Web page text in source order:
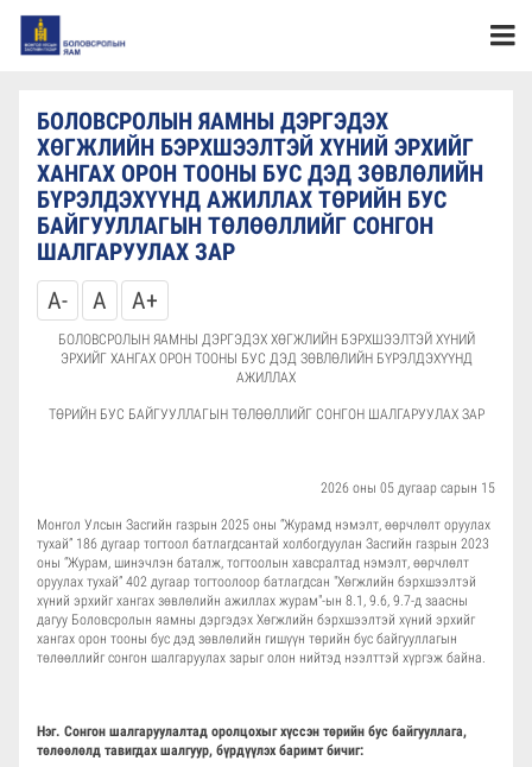
БОЛОВСРОЛЫН ЯАМНЫ ДЭРГЭДЭХ
ХӨГЖЛИЙН БЭРХШЭЭЛТЭЙ ХҮНИЙ ЭРХИЙГ
ХАНГАХ ОРОН ТООНЫ БУС ДЭД ЗӨВЛӨЛИЙН
БҮРЭЛДЭХҮҮНД АЖИЛЛАХ ТӨРИЙН БУС
БАЙГУУЛЛАГЫН ТӨЛӨӨЛЛИЙГ СОНГОН
ШАЛГАРУУЛАХ ЗАР
A-
A A+
БОЛОВСРОЛЫН ЯАМНЫ ДЭРГЭДЭХ ХӨГЖЛИЙН БЭРХШЭЭЛТЭЙ ХҮНИЙ
ЭРХИЙГ ХАНГАХ ОРОН ТООНЫ БУС ДЭД ЗӨВЛӨЛИЙН БҮРЭЛДЭХҮҮНД
АЖИЛЛАХ
ТӨРИЙН БУС БАЙГУУЛЛАГЫН ТӨЛӨӨЛЛИЙГ СОНГОН ШАЛГАРУУЛАХ ЗАР
2026 оны 05 дугаар сарын 15
Монгол Улсын Засгийн газрын 2025 оны “Журамд нэмэлт, өөрчлөлт оруулах
тухай” 186 дугаар тогтоол батлагдсантай холбогдуулан Засгийн газрын 2023
оны “Журам, шинэчлэн баталж, тогтоолын хавсралтад нэмэлт, өөрчлөлт
оруулах тухай” 402 дугаар тогтоолоор батлагдсан "Хөгжлийн бэрхшээлтэй
хүний эрхийг хангах зөвлөлийн ажиллах журам"-ын 8.1, 9.6, 9.7-д заасны
дагуу Боловсролын яамны дэргэдэх Хөгжлийн бэрхшээлтэй хүний эрхийг
хангах орон тооны бус дэд зөвлөлийн гишүүн төрийн бус байгууллагын
төлөөллийг сонгон шалгаруулах зарыг олон нийтэд нээлттэй хүргэж байна.
Нэг. Сонгон шалгаруулалтад оролцохыг хүссэн төрийн бус байгууллага,
төлөөлөлд тавигдах шалгуур, бүрдүүлэх баримт бичиг: